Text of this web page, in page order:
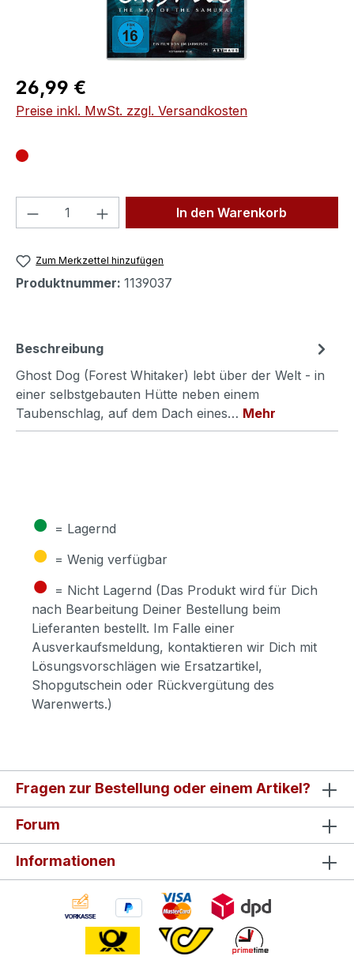
Regulärer Preis:
26,99 €
Preise inkl. MwSt. zzgl. Versandkosten
Produkt Anzahl: Gib denIn den Warenkorb
Zum Merkzettel hinzufügen
Produktnummer: 1139037
Beschreibung
Ghost Dog (Forest Whitaker) lebt über der Welt - in
einer selbstgebauten Hütte neben einem
Taubenschlag, auf dem Dach eines… Mehr
● = Lagernd
● = Wenig verfügbar
● = Nicht Lagernd (Das Produkt wird für Dich
nach Bearbeitung Deiner Bestellung beim
Lieferanten bestellt. Im Falle einer
Ausverkaufsmeldung, kontaktieren wir Dich mit
Lösungsvorschlägen wie Ersatzartikel,
Shopgutschein oder Rückvergütung des
Warenwerts.)
Fragen zur Bestellung oder einem Artikel?
Forum
Informationen